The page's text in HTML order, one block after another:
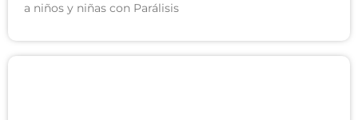
a niños y niñas con Parálisis